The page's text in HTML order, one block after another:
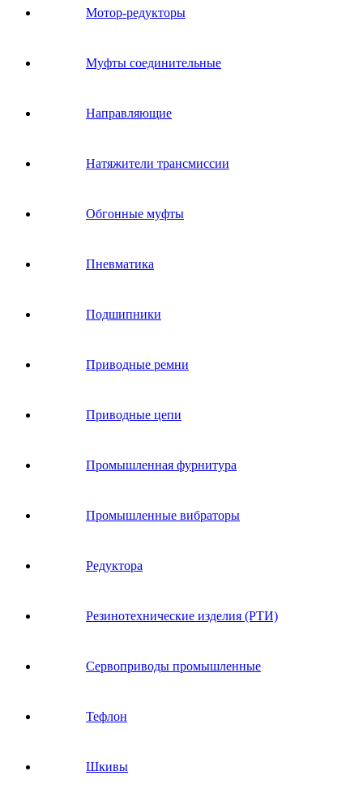
Мотор-редукторы
Муфты соединительные
Направляющие
Натяжители трансмиссии
Обгонные муфты
Пневматика
Подшипники
Приводные ремни
Приводные цепи
Промышленная фурнитура
Промышленные вибраторы
Редуктора
Резинотехнические изделия (РТИ)
Сервоприводы промышленные
Тефлон
Шкивы